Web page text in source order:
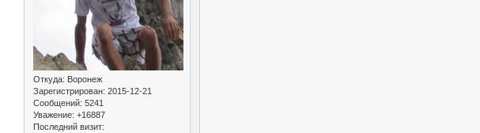
Откуда: Воронеж
Зарегистрирован: 2015-12-21
Сообщений: 5241
Уважение: +16887
Последний визит: